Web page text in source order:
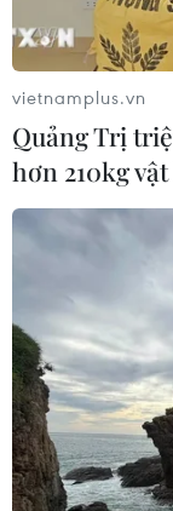
TIN CÙNG
Giao tranh dữ
nhiều tù nhân
vietnamplus.vn
Quảng Trị
hơn 210kg